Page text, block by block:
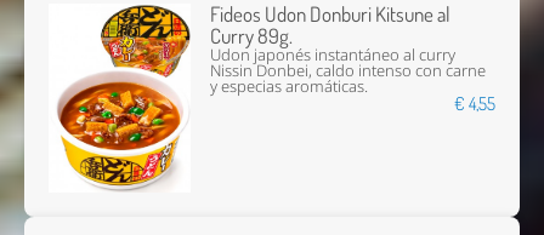
Fideos Udon Donburi Kitsune al
Curry 89g.
Udon japonés instantáneo al curry
Nissin Donbei, caldo intenso con carne
y especias aromáticas.
€ 4,55